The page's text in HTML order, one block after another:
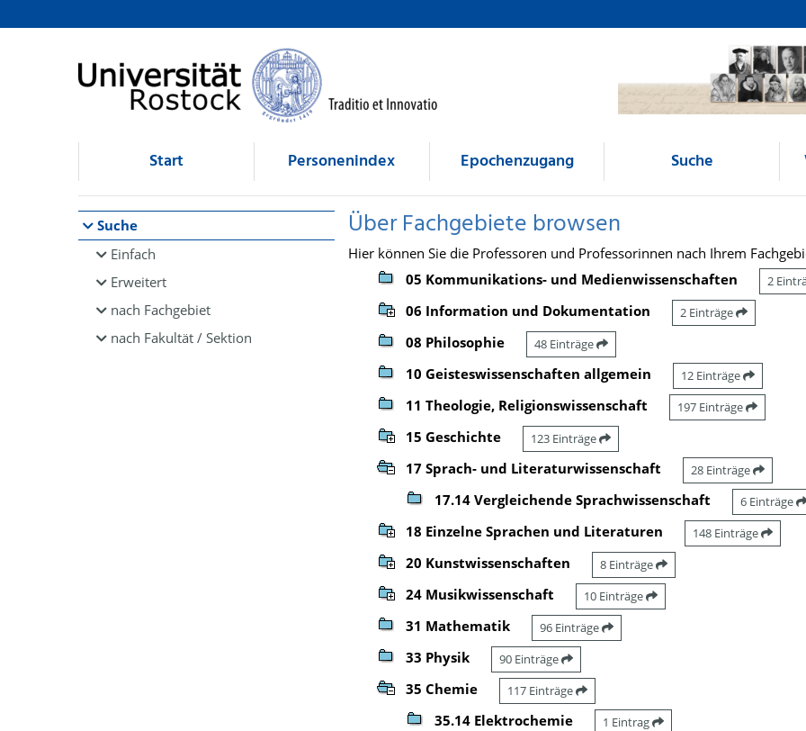
Browsen
direkt zum Inhalt
Start Personenindex Epochenzugang Suche
Suche
Einfach
Erweitert
nach Fachgebiet
nach Fakultät / Sektion
Über Fachgebiete browsen
Hier können Sie die Professoren und Professorinnen nach Ihrem
05 Kommunikations- und Medienwissenschaften
2
06 Information und Dokumentation 2 Einträge
08 Philosophie 48 Einträge
10 Geisteswissenschaften allgemein 12 Einträge
11 Theologie, Religionswissenschaft 197 Einträge
15 Geschichte 123 Einträge
17 Sprach- und Literaturwissenschaft 28 Einträge
17.14 Vergleichende Sprachwissenschaft 6 Einträge
18 Einzelne Sprachen und Literaturen 148 Einträge
20 Kunstwissenschaften 8 Einträge
24 Musikwissenschaft 10 Einträge
31 Mathematik 96 Einträge
33 Physik 90 Einträge
35 Chemie 117 Einträge
35.14 Elektrochemie 1 Eintrag